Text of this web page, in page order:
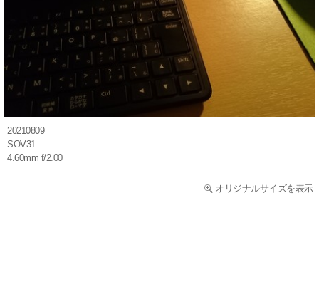
20210809
SOV31
4.60mm f/2.00
オリジナルサイズを表示